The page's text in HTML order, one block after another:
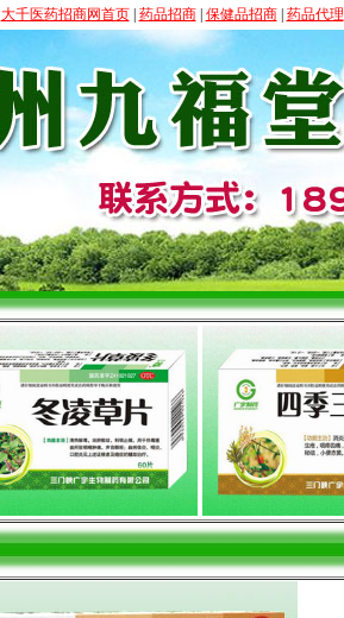
大千医药招商网首页| 药品招商| 保健品招商| 药品代理